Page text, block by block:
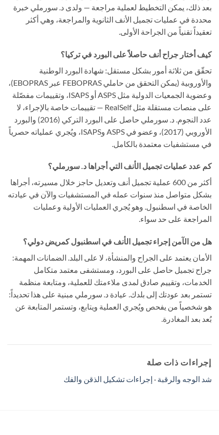
بعد ذلك، يمكن التخطيط لعملية مراجعة — ولدى د. سورملي خبرة
محددة في عمليات تجميل الأنف الثانوية والمراجعة، وهي أكثر
تعقيداً تقنياً من الجراحة الأولى.
كيف أختار جراح أنف حاصلاً على البورد في تركيا؟
تحقّق من ثلاثة أمور بشكل مستقل: شهادة البورد الوطنية
والأوروبية (يمكن التحقق من حاملي FEBOPRAS عبر EBOPRAS)،
وعضوية الجمعيات الدولية مثل ASPS أو ISAPS، وتقييمات مفصّلة
على منصات مستقلة مثل RealSelf — تقييمات خاصة بالإجراء، لا
عدد النجوم. د. سورملي حاصل على البورد التركي (2016) والبورد
الأوروبي (2017)، وعضو في ASPS وISAPS، ويُجري عملياته حصرياً
في مستشفيات معتمدة بالكامل.
كم عدد عمليات تجميل الأنف التي أجراها د. سورملي؟
أكثر من 600 عملية تجميل أنف وتعديل حاجز خلال مسيرته، أجراها
بشكل متواصل منذ سنوات عمله في المستشفيات والآن في عيادته
الخاصة في اسطنبول. وهو يُجري العمليات الأولية وعمليات
المراجعة على حد سواء.
هل من الآمن إجراء تجميل الأنف في اسطنبول كمريض دولي؟
الأمان يعتمد على الجراح والمنشأة، لا على البلد. الضمانات المهمة:
جراح تجميل حاصل على البورد، ومستشفى معتمد متكامل
الخدمات، وتقييم صادق لمدى ملاءمتك للعملية، ومتابعة منظمة
تستمر بعد عودتك إلى بلدك. عيادة د. سورملي مبنية على هذا تحديداً:
هو شخصياً من يفحص ويُجري العملية ويتابع، وتستمر المتابعة عن
بُعد بعد المغادرة.
إجراءات ذات صلة
شد الوجه والرقبة · إجراءات تشكيل الذقن والفك